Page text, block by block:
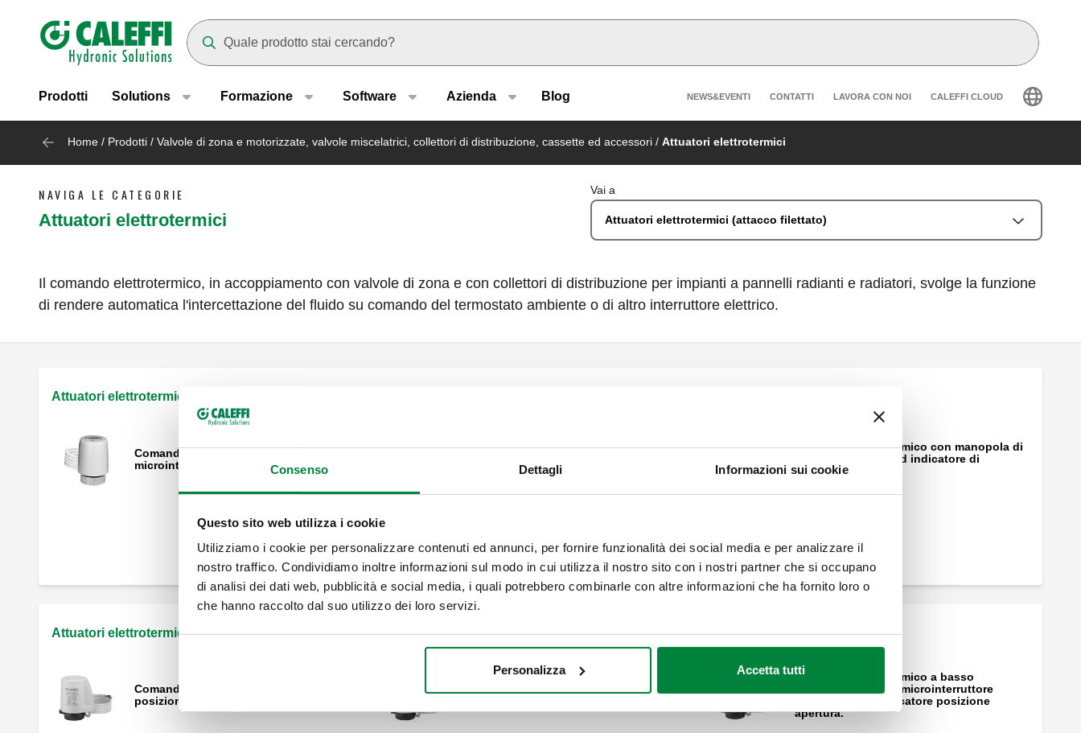
Consenso Dettagli Informazioni sui cookie
Questo sito web utilizza i cookie
Utilizziamo i cookie per personalizzare contenuti ed annunci, per fornire funzionalità dei social media e per analizzare il
nostro traffico. Condividiamo inoltre informazioni sul modo in cui utilizza il nostro sito con i nostri partner che si occupano
di analisi dei dati web, pubblicità e social media, i quali potrebbero combinarle con altre informazioni che ha fornito loro o
che hanno raccolto dal suo utilizzo dei loro servizi.
Personalizza Accetta tutti
Header main navigation
Prodotti Solutions Formazione Software Azienda Blog Header secondary navigation
NEWS&EVENTI CONTATTI LAVORA CON NOI CALEFFI CLOUD
Home / Prodotti / Valvole di zona e motorizzate, valvole miscelatrici, collettori di distribuzione, cassette ed accessori / Attuatori elettrotermici
NAVIGA LE CATEGORIE
Attuatori elettrotermici
Vai a
Attuatori elettrotermici (attacco filettato)
Il comando elettrotermico, in accoppiamento con valvole di zona e con collettori di distribuzione per impianti a pannelli radianti e radiatori, svolge la funzione
di rendere automatica l'intercettazione del fluido su comando del termostato ambiente o di altro interruttore elettrico.
Attuatori elettrotermici (attacco filettato)
Comando elettrotermico con
microinterruttore ausiliario.
Comando elettrotermico con manopola di
apertura manuale ed indicatore di
posizione.
Comando elettrotermico con manopola di
apertura manuale ed indicatore di
Attuatori elettrotermici (attacco push fit)
Comando elettrotermico con indicatore
posizione apertura.
Comando elettrotermico. Con indicatore
Comando elettrotermico a basso
assorbimento, con microinterruttore
ausiliario. Con indicatore posizione
apertura.